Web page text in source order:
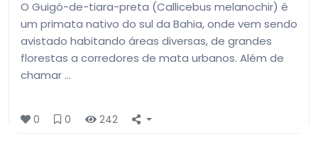
O Guigó-de-tiara-preta (Callicebus melanochir) é
um primata nativo do sul da Bahia, onde vem sendo
avistado habitando áreas diversas, de grandes
florestas a corredores de mata urbanos. Além de
chamar …
0 0 242